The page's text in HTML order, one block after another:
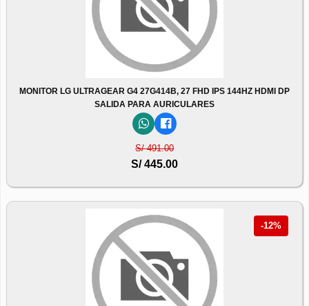
MONITOR LG ULTRAGEAR G4 27G414B, 27 FHD IPS 144HZ HDMI DP
SALIDA PARA AURICULARES
S/ 491.00
S/ 445.00
-12%